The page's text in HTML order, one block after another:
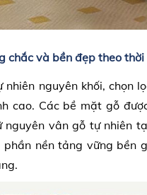
chắc và bền đẹp theo
nguyên khối, chọn
cao. Các bề mặt gỗ
vân gỗ tự nhiên
nền tảng vững bền